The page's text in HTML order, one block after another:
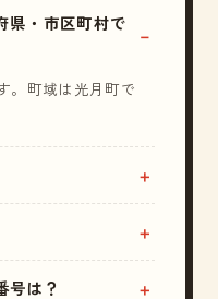
・市区町村で
。町域は光月町で
号は？